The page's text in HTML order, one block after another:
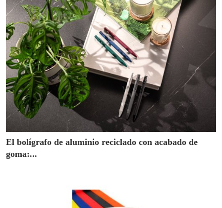
El bolígrafo de aluminio reciclado con acabado de
goma:...